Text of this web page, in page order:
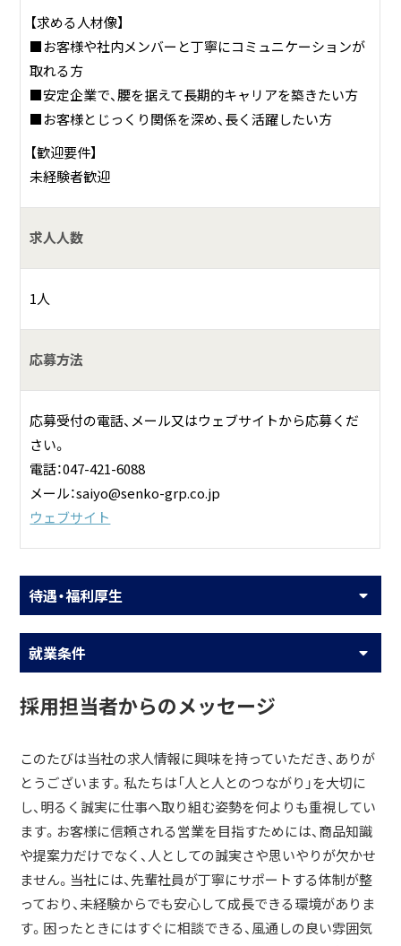
【求める人材像】
■お客様や社内メンバーと丁寧にコミュニケーションが
取れる方
■安定企業で、腰を据えて長期的キャリアを築きたい方
■お客様とじっくり関係を深め、長く活躍したい方
【歓迎要件】
未経験者歓迎
求人人数
1人
応募方法
応募受付の電話、メール又はウェブサイトから応募くだ
さい。
電話：047-421-6088
メール：saiyo@senko-grp.co.jp
ウェブサイト
待遇・福利厚生
就業条件
採用担当者からのメッセージ
このたびは当社の求人情報に興味を持っていただき、ありが
とうございます。私たちは「人と人とのつながり」を大切に
し、明るく誠実に仕事へ取り組む姿勢を何よりも重視してい
ます。お客様に信頼される営業を目指すためには、商品知識
や提案力だけでなく、人としての誠実さや思いやりが欠かせ
ません。当社には、先輩社員が丁寧にサポートする体制が整
っており、未経験からでも安心して成長できる環境がありま
す。困ったときにはすぐに相談できる、風通しの良い雰囲気